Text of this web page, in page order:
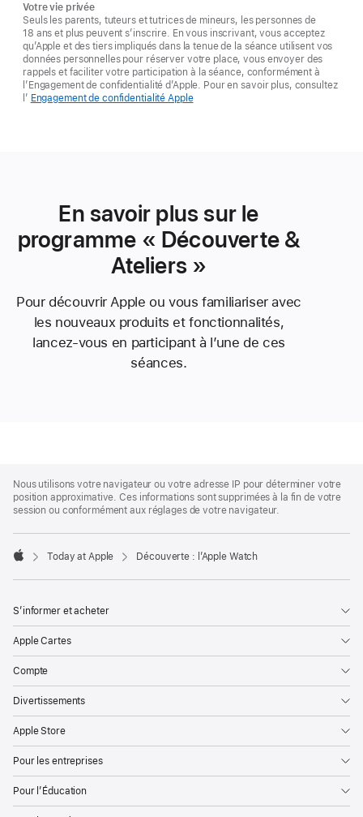
Votre vie privée
Seuls les parents, tuteurs et tutrices de mineurs, les personnes de
18 ans et plus peuvent s’inscrire. En vous inscrivant, vous acceptez
qu’Apple et des tiers impliqués dans la tenue de la séance utilisent vos
données personnelles pour réserver votre place, vous envoyer des
rappels et faciliter votre participation à la séance, conformément à
l’Engagement de confidentialité d’Apple. Pour en savoir plus, consultez
l’ Engagement de confidentialité Apple
En savoir plus sur le
programme « Découverte &
Ateliers »
Pour découvrir Apple ou vous familiariser avec
les nouveaux produits et fonctionnalités,
lancez-vous en participant à l’une de ces
séances.
Footer
Nous utilisons votre navigateur ou votre adresse IP pour déterminer votre
position approximative. Ces informations sont supprimées à la fin de votre
session ou conformément aux réglages de votre navigateur.
Today at Apple Découverte : l’Apple Watch
S’informer et acheter
Apple Cartes
Compte
Divertissements
Apple Store
Pour les entreprises
Pour l’Éducation